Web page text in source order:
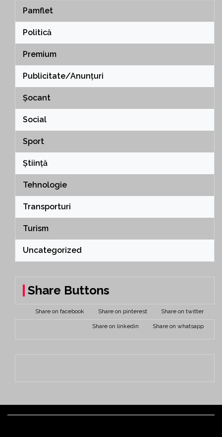
Pamflet
Politică
Premium
Publicitate/Anunțuri
Șocant
Social
Sport
Știință
Tehnologie
Transporturi
Turism
Uncategorized
Share Buttons